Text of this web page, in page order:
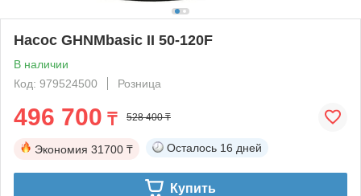
Насос GHNMbasic II 50-120F
В наличии
Код: 979524500
Розница
496 700 ₸ 528 400 ₸
Экономия 31700 ₸ Осталось 16 дней
Купить